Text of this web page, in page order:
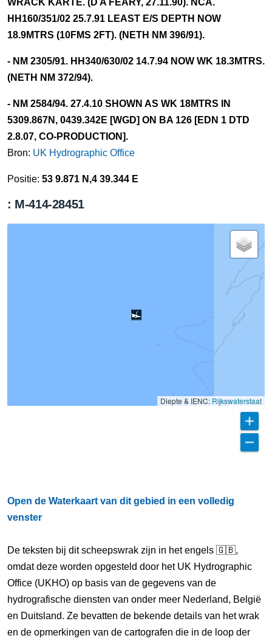
WRACK KARTE. (D A FEARY, 27.11.90). NCA.
HH160/351/02 25.7.91 LEAST E/S DEPTH NOW
18.9MTRS (10FMS 2FT). (NETH NM 396/91).
- NM 2305/91. HH340/630/02 14.7.94 NOW WK 18.3MTRS.
(NETH NM 372/94).
- NM 2584/94. 27.4.10 SHOWN AS WK 18MTRS IN
5309.867N, 0439.342E [WGD] ON BA 126 [EDN 1 DTD
2.8.07, CO-PRODUCTION].
Bron: UK Hydrographic Office
Positie: 53 9.871 N,4 39.344 E
: M-414-28451
Diepte & IENC: Rijkswaterstaat
Open de Waterkaart van dit gebied in een volledig
venster
De teksten bij dit scheepswrak zijn in het engels 🇬🇧,
omdat deze worden opgesteld door het UK Hydrographic
Office (UKHO) op basis van de gegevens van de
hydrografische diensten van onder meer Nederland, België
en Duitsland. Ze bevatten de bekende details van het wrak
en de opmerkingen van de cartografen die in de loop der